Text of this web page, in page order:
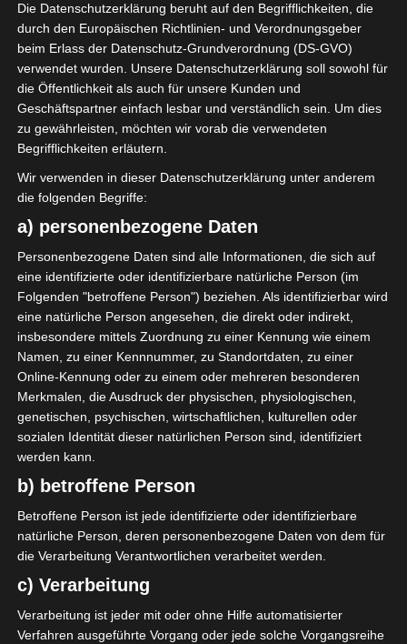
Pflaster, Nagepfeile, Nagellack, Haarspray
usw.
Da spielt es keine Rolle, ob man nur für
eine Nacht oder für mehrere Wochen
verreist.
Oft wird alles in die Kulturtasche
gequetscht und im Hotel wird die
Kosmetiktasche dann täglich, auf der
Suche nach Q-Tips, Wattepads usw.,
durchwühlt.
Geht es Euch auch so?
Dieses Jahr wird uns dieses Gefühl erspart
bleiben.
Wir haben jetzt die super praktischen
Urban ShowerTaschen vonCanvasco.
Sie sind ein wahres Platzwunder und
bieten aufgrund ihrer perfekten Form sehr
viel Stauraum.
Jede Tasche ist ein kleines Unikat.
Canvascohat seinen Firmensitz in meiner
Die Datenschutzerklärung beruht auf den Begrifflichkeiten, die
durch den Europäischen Richtlinien- und Verordnungsgeber
beim Erlass der Datenschutz-Grundverordnung (DS-GVO)
verwendet wurden. Unsere Datenschutzerklärung soll sowohl für
die Öffentlichkeit als auch für unsere Kunden und
Geschäftspartner einfach lesbar und verständlich sein. Um dies
zu gewährleisten, möchten wir vorab die verwendeten
Begrifflichkeiten erläutern.
Wir verwenden in dieser Datenschutzerklärung unter anderem
die folgenden Begriffe:
a) personenbezogene Daten
Personenbezogene Daten sind alle Informationen, die sich auf
eine identifizierte oder identifizierbare natürliche Person (im
Folgenden "betroffene Person") beziehen. Als identifizierbar wird
eine natürliche Person angesehen, die direkt oder indirekt,
insbesondere mittels Zuordnung zu einer Kennung wie einem
Namen, zu einer Kennnummer, zu Standortdaten, zu einer
Online-Kennung oder zu einem oder mehreren besonderen
Merkmalen, die Ausdruck der physischen, physiologischen,
genetischen, psychischen, wirtschaftlichen, kulturellen oder
sozialen Identität dieser natürlichen Person sind, identifiziert
werden kann.
b) betroffene Person
Betroffene Person ist jede identifizierte oder identifizierbare
natürliche Person, deren personenbezogene Daten von dem für
die Verarbeitung Verantwortlichen verarbeitet werden.
c) Verarbeitung
Verarbeitung ist jeder mit oder ohne Hilfe automatisierter
Verfahren ausgeführte Vorgang oder jede solche Vorgangsreihe